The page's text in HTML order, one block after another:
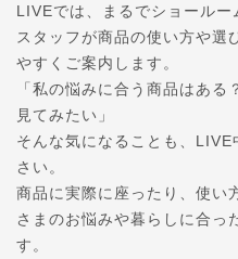
LIVEでは、まるでショールー
スタッフが商品の使い方や選
やすくご案内します。
「私の悩みに合う商品はあ
見てみたい」
そんな気になることも、
さい。
商品に実際に座ったり、使い
さまのお悩みや暮らしに合っ
す。